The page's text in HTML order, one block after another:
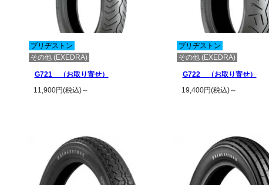
ブリヂストン
その他 (EXEDRA)
G721 （お取り寄せ）
11,900円(税込)～
ブリヂストン
その他 (EXEDRA)
G722 （お取り寄せ）
19,400円(税込)～